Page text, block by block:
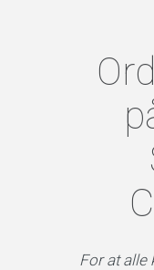
For at alle